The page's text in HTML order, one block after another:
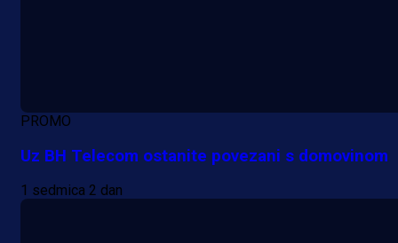
PROMO
Uz BH Telecom ostanite povezani s domovinom
1 sedmica 2 dan